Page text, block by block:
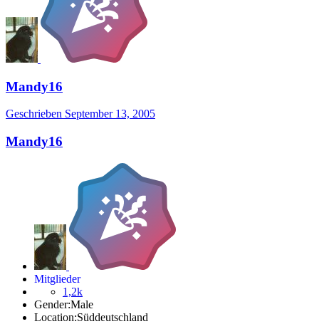
Mandy16
Geschrieben September 13, 2005
Mandy16
Mitglieder
1,2k
Gender:Male
Location:Süddeutschland